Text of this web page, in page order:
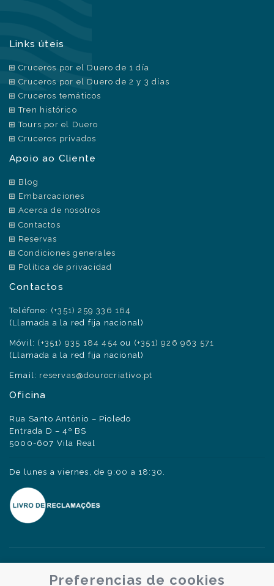
Links úteis
Cruceros por el Duero de 1 día
Cruceros por el Duero de 2 y 3 días
Cruceros temáticos
Tren histórico
Tours por el Duero
Cruceros privados
Apoio ao Cliente
Blog
Embarcaciones
Acerca de nosotros
Contactos
Reservas
Condiciones generales
Política de privacidad
Contactos
Teléfone: (+351) 259 336 164
(Llamada a la red fija nacional)
Móvil: (+351) 935 184 454 ou (+351) 926 963 571
(Llamada a la red fija nacional)
Email: reservas@dourocriativo.pt
Oficina
Rua Santo António – Pioledo
Entrada D – 4º BS
5000-607 Vila Real
De lunes a viernes, de 9:00 a 18:30.
Preferencias de cookies